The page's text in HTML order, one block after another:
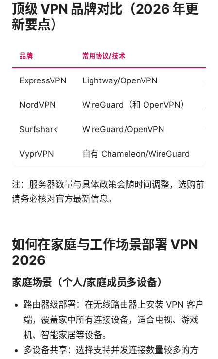
顶级 VPN 品牌对比（2026 年更
新要点）
品牌 常用协议/技术
ExpressVPN Lightway/OpenVPN 无
NordVPN WireGuard（和 OpenVPN）
Surfshark WireGuard/OpenVPN 无
VyprVPN 自有 Chameleon/WireGuard
注：服务器数量与具体政策会随时间调整，选购前
请务必核对官方最新信息。
如何在家庭与工作场景部署 VPN
2026
家庭场景（个人/家庭成员多设备）
路由器级部署：在无线路由器上安装 VPN 客户
端，覆盖家中所有连接设备，适合电视、游戏
机、智能家居等设备。
多设备共享：选择支持并发连接数量较多的方